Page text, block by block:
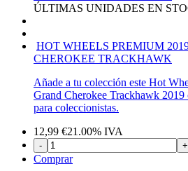
ÚLTIMAS UNIDADES EN
HOT WHEELS PREMIUM
CHEROKEE TRACKHAWK
Añade a tu colección este Hot
Grand Cherokee Trackhawk 2019
para coleccionistas.
12,99 €21.00% IVA
- +
Comprar